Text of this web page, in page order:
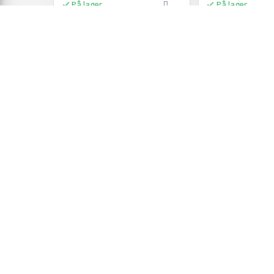
På lager På lager